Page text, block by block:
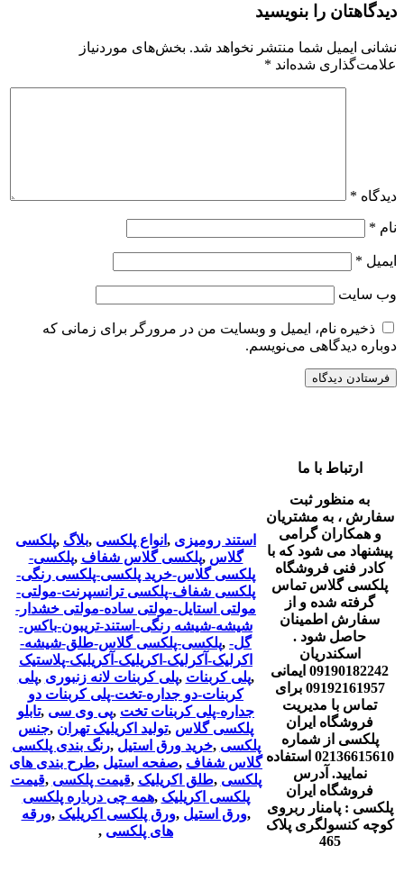
دیدگاهتان را بنویسید
نشانی ایمیل شما منتشر نخواهد شد. بخش‌های موردنیاز
علامت‌گذاری شده‌اند *
دیدگاه *
نام *
ایمیل *
وب‌ سایت
ذخیره نام، ایمیل و وبسایت من در مرورگر برای زمانی که
دوباره دیدگاهی می‌نویسم.
ارتباط با ما
به منظور ثبت
سفارش ، به مشتریان
و همکاران گرامی
پیشنهاد می شود که با
کادر فنی فروشگاه
پلکسی گلاس تماس
گرفته شده و از
سفارش اطمینان
حاصل شود .
اسکندریان
09190182242 ایمانی
09192161957 برای
تماس با مدیریت
فروشگاه ایران
پلکسی از شماره
02136615610 استفاده
نمایید. آدرس
فروشگاه ایران
پلکسی : پامنار ربروی
کوچه کنسولگری پلاک
465
استند رومیزی , انواع پلکسی ,بلاگ ,پلکسی
گلاس ,پلکسی گلاس شفاف ,پلکسی-
پلکسی گلاس-خرید پلکسی-پلکسی رنگی-
پلکسی شفاف-پلکسی ترانسپرنت-مولتی-
مولتی استایل-مولتی ساده-مولتی خشدار-
شیشه-شیشه رنگی-استند-تریبون-باکس-
گل- ,پلکسی-پلکسی گلاس-طلق-شیشه-
اکرلیک-آکرلیک-اکریلیک-آکریلیک-پلاستیک
,پلی کربنات ,پلی کربنات لانه زنبوری ,پلی
کربنات-دو جداره-تخت-پلی کربنات دو
جداره-پلی کربنات تخت ,پی وی سی ,تابلو
پلکسی گلاس ,تولید اکریلیک تهران ,جنس
پلکسی ,خرید ورق استیل ,رنگ بندی پلکسی
گلاس شفاف ,صفحه استیل ,طرح بندی های
پلکسی ,طلق اکریلیک ,قیمت پلکسی ,قیمت
پلکسی اکریلیک ,همه چی درباره پلکسی
,ورق استیل ,ورق پلکسی اکریلیک ,ورقه
های پلکسی ,